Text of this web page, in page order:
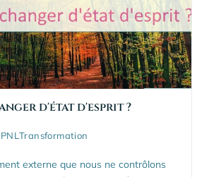
d'état d'esprit ?
PNLTransformation
externe que nous ne contrôlons